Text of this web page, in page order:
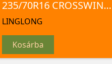
235/70R16 CROSSWIND A/T100 106 T
LINGLONG
Kosárba